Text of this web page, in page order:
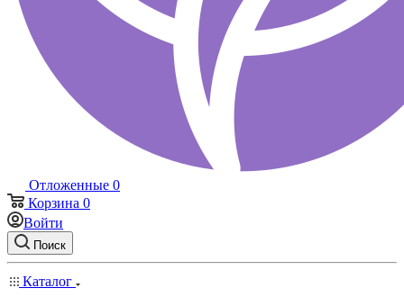
Отложенные 0
Корзина 0
Войти
Поиск
Каталог